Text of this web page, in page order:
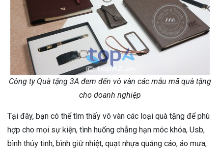
Công ty Quà tặng 3A đem đến vô vàn các mẫu mã quà tặng
cho doanh nghiệp
Tại đây, bạn có thể tìm thấy vô vàn các loại quà tặng để phù
hợp cho mọi sự kiện, tình huống chẳng hạn móc khóa, Usb,
bình thủy tinh, bình giữ nhiệt, quạt nhựa quảng cáo, áo mưa,